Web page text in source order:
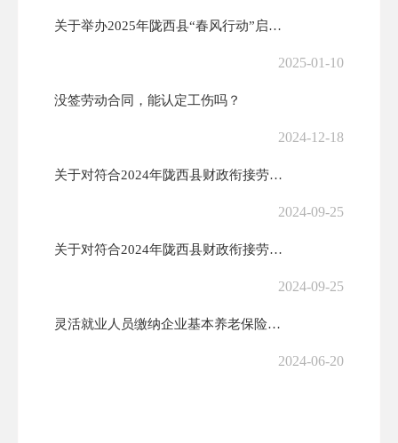
关于举办2025年陇西县“春风行动”启动仪式暨东西部劳务协作专场招聘...
2025-01-10
没签劳动合同，能认定工伤吗？
2024-12-18
关于对符合2024年陇西县财政衔接劳务输转交通补助“定额预付”人员名...
2024-09-25
关于对符合2024年陇西县财政衔接劳务输转交通补助“定额预付”人员名...
2024-09-25
灵活就业人员缴纳企业基本养老保险开始了
2024-06-20